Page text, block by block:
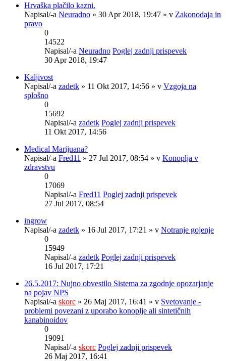
Hrvaška plačilo kazni.
Napisal/-a Neuradno » 30 Apr 2018, 19:47 » v Zakonodaja in
pravo
0
14522
Napisal/-a Neuradno Poglej zadnji prispevek
30 Apr 2018, 19:47
Kaljivost
Napisal/-a zadetk » 11 Okt 2017, 14:56 » v Vzgoja na
splošno
0
15692
Napisal/-a zadetk Poglej zadnji prispevek
11 Okt 2017, 14:56
Medical Marijuana?
Napisal/-a Fred11 » 27 Jul 2017, 08:54 » v Konoplja v
zdravstvu
0
17069
Napisal/-a Fred11 Poglej zadnji prispevek
27 Jul 2017, 08:54
ingrow
Napisal/-a zadetk » 16 Jul 2017, 17:21 » v Notranje gojenje
0
15949
Napisal/-a zadetk Poglej zadnji prispevek
16 Jul 2017, 17:21
26.5.2017: Nujno obvestilo Sistema za zgodnje opozarjanje
na pojav NPS
Napisal/-a skorc » 26 Maj 2017, 16:41 » v Svetovanje -
problemi povezani z uporabo konoplje ali sintetičnih
kanabinoidov
0
19091
Napisal/-a skorc Poglej zadnji prispevek
26 Maj 2017, 16:41